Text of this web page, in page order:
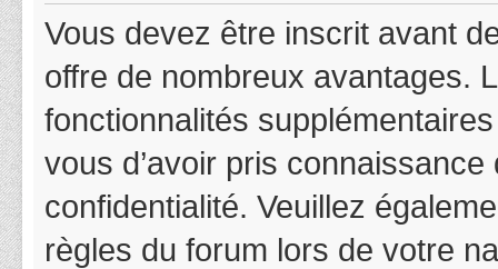
Vous devez être inscrit avant
offre de nombreux avantages.
fonctionnalités
vous d’avoir pris
confidentialité. Veuillez
règles du forum lors de votre